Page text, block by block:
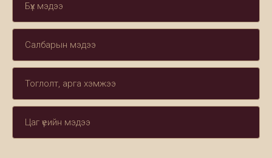
Бүх мэдээ
Салбарын мэдээ
Тоглолт, арга хэмжээ
Цаг үеийн мэдээ